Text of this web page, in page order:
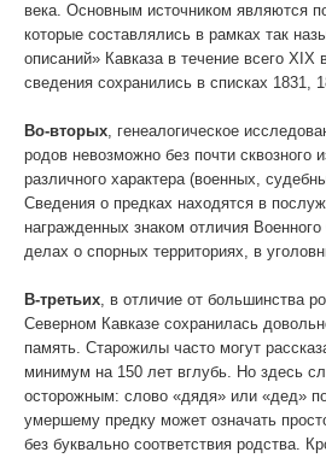
Telegram
WhatsApp
века. Основным источником являются
которые составлялись в рамках так
описаний» Кавказа в течение всего
сведения сохранились в списках 1831,
Во-вторых, генеалогическое
родов невозможно без почти сквозного
различного характера (военных,
Сведения о предках находятся в
награжденных знаком отличия
делах о спорных территориях, в
В-третьих, в отличие от большинства
Северном Кавказе сохранилась
память. Старожилы часто могут
минимум на 150 лет вглубь. Но здесь
осторожным: слово «дядя» или «дед»
умершему предку может означать
без буквально соответствия родства.